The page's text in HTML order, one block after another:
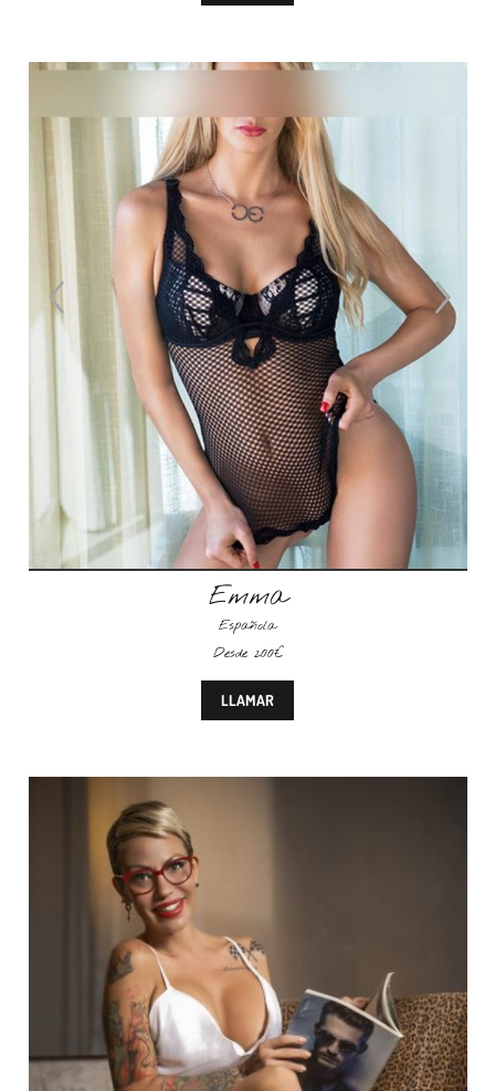
Emma
Española
Desde 200€
LLAMAR